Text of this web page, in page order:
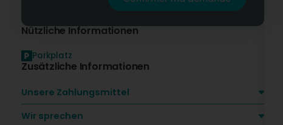
Nützliche Informationen
Parkplatz
Zusätzliche Informationen
Unsere Zahlungsmittel
Wir sprechen